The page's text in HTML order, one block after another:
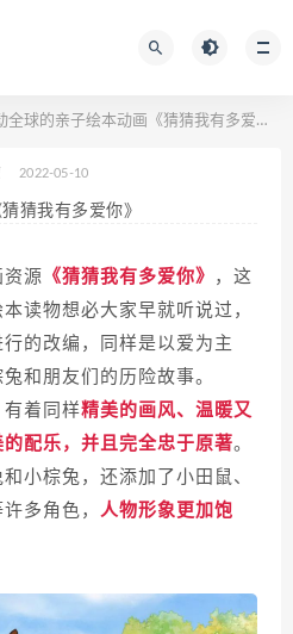
全球的亲子绘本动画《猜猜我有多爱你》
2022-05-10
猜我有多爱你》
源 《猜猜我有多爱你》 ，这
读物想必大家早就听说过，
的改编，同样是以爱为主
和朋友们的历险故事。
着同样精美的画风、温暖又
配乐，并且完全忠于原著。
小棕兔，还添加了小田鼠、
多角色， 人物形象更加饱